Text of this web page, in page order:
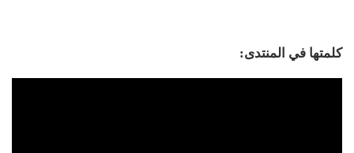
كلمتها في المنتدى: